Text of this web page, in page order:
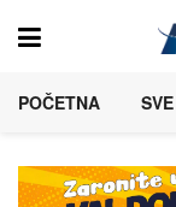
POČETNA